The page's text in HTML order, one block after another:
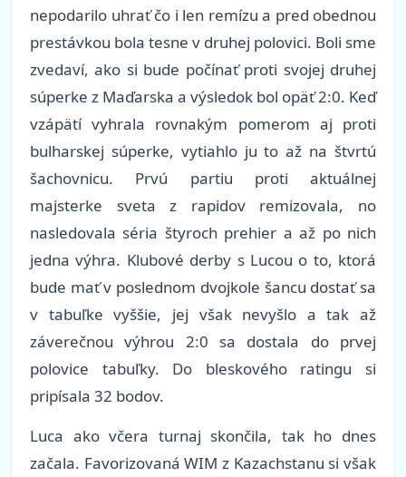
nepodarilo uhrať čo i len remízu a pred obednou
prestávkou bola tesne v druhej polovici. Boli sme
zvedaví, ako si bude počínať proti svojej druhej
súperke z Maďarska a výsledok bol opäť 2:0. Keď
vzápätí vyhrala rovnakým pomerom aj proti
bulharskej súperke, vytiahlo ju to až na štvrtú
šachovnicu. Prvú partiu proti aktuálnej
majsterke sveta z rapidov remizovala, no
nasledovala séria štyroch prehier a až po nich
jedna výhra. Klubové derby s Lucou o to, ktorá
bude mať v poslednom dvojkole šancu dostať sa
v tabuľke vyššie, jej však nevyšlo a tak až
záverečnou výhrou 2:0 sa dostala do prvej
polovice tabuľky. Do bleskového ratingu si
pripísala 32 bodov.
Luca ako včera turnaj skončila, tak ho dnes
začala. Favorizovaná WIM z Kazachstanu si však